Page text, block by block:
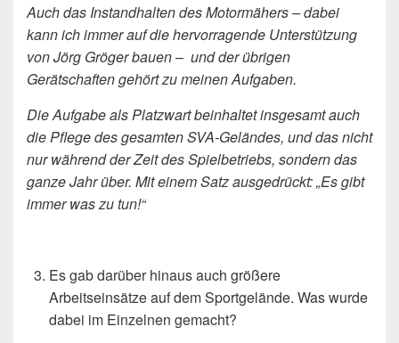
Auch das Instandhalten des Motormähers – dabei
kann ich immer auf die hervorragende Unterstützung
von Jörg Gröger bauen – und der übrigen
Gerätschaften gehört zu meinen Aufgaben.
Die Aufgabe als Platzwart beinhaltet insgesamt auch
die Pflege des gesamten SVA-Geländes, und das nicht
nur während der Zeit des Spielbetriebs, sondern das
ganze Jahr über. Mit einem Satz ausgedrückt: „Es gibt
immer was zu tun!“
Es gab darüber hinaus auch größere
Arbeitseinsätze auf dem Sportgelände. Was wurde
dabei im Einzelnen gemacht?